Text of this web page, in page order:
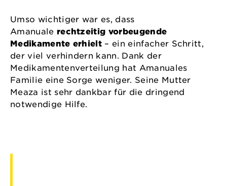
Umso wichtiger war es, dass
Amanuale rechtzeitig vorbeugende
Medikamente erhielt – ein einfacher Schritt,
der viel verhindern kann. Dank der
Medikamentenverteilung hat Amanuales
Familie eine Sorge weniger. Seine Mutter
Meaza ist sehr dankbar für die dringend
notwendige Hilfe.